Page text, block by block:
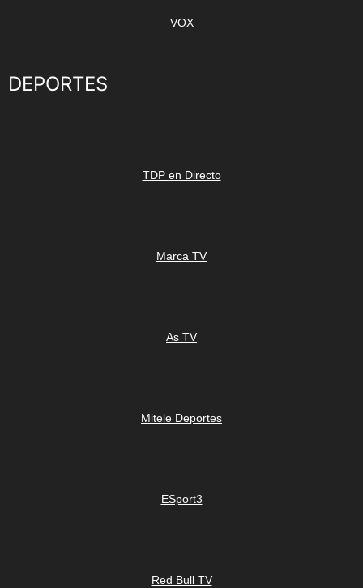
VOX
DEPORTES
TDP en Directo
Marca TV
As TV
Mitele Deportes
ESport3
Red Bull TV